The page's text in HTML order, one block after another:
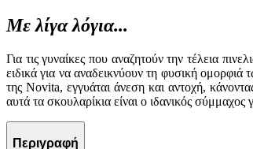
Με λίγα λόγια...
Για τις γυναίκες που αναζητούν την τέλεια
ειδικά για να αναδεικνύουν τη φυσική
της Novita, εγγυάται άνεση και αντοχή,
αυτά τα σκουλαρίκια είναι ο ιδανικός σύμμαχος
Περιγραφή